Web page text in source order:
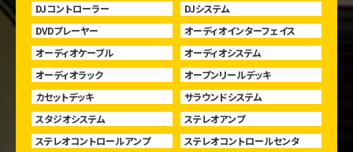
DJコントローラー
DJシステム
DVDプレーヤー
オーディオインターフェイス
オーディオケーブル
オーディオシステム
オーディオラック
オープンリールデッキ
カセットデッキ
サラウンドシステム
スタジオシステム
ステレオアンプ
ステレオコントロールアンプ
ステレオコントロールセンタ